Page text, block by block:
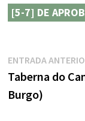
[5-7] DE
de
entradas
ENTRADA
Taberna do
Burgo)